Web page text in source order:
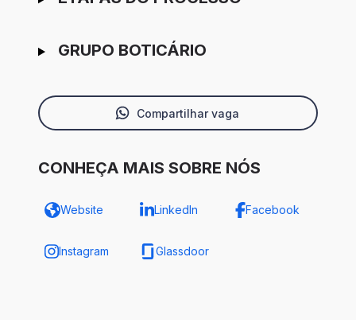
GRUPO BOTICÁRIO
Compartilhar vaga
CONHEÇA MAIS SOBRE NÓS
Website LinkedIn Facebook
Instagram Glassdoor